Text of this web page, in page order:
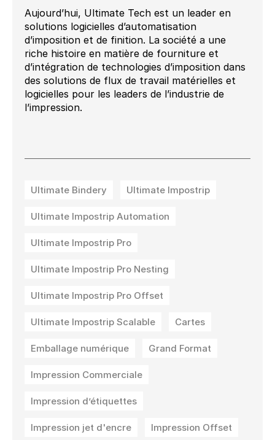
Aujourd’hui, Ultimate Tech est un leader en
solutions logicielles d’automatisation
d’imposition et de finition. La société a une
riche histoire en matière de fourniture et
d’intégration de technologies d’imposition dans
des solutions de flux de travail matérielles et
logicielles pour les leaders de l’industrie de
l’impression.
Ultimate Bindery Ultimate Impostrip
Ultimate Impostrip Automation
Ultimate Impostrip Pro
Ultimate Impostrip Pro Nesting
Ultimate Impostrip Pro Offset
Ultimate Impostrip Scalable Cartes
Emballage numérique Grand Format
Impression Commerciale
Impression d’étiquettes
Impression jet d'encre Impression Offset